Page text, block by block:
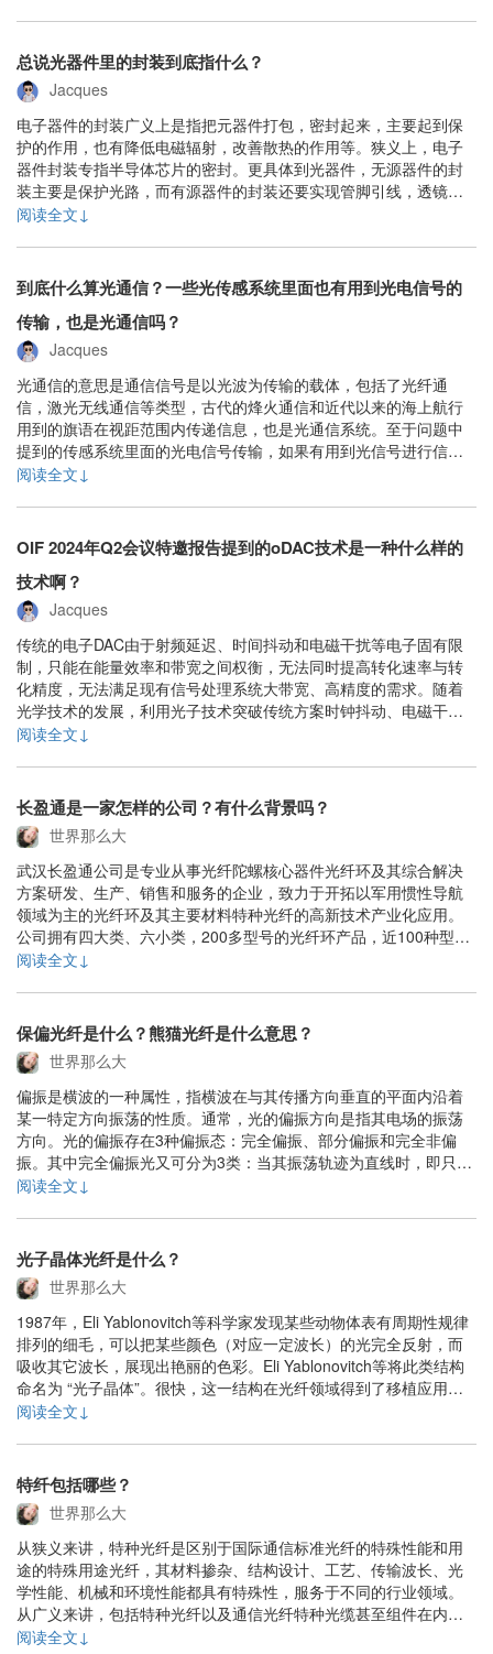
总说光器件里的封装到底指什么？
Jacques
电子器件的封装广义上是指把元器件打包，密封起来，主要起到保
护的作用，也有降低电磁辐射，改善散热的作用等。狭义上，电子
器件封装专指半导体芯片的密封。更具体到光器件，无源器件的封
装主要是保护光路，而有源器件的封装还要实现管脚引线，透镜耦
合等作用。......
阅读全文↓
到底什么算光通信？一些光传感系统里面也有用到光电信号的
传输，也是光通信吗？
Jacques
光通信的意思是通信信号是以光波为传输的载体，包括了光纤通
信，激光无线通信等类型，古代的烽火通信和近代以来的海上航行
用到的旗语在视距范围内传递信息，也是光通信系统。至于问题中
提到的传感系统里面的光电信号传输，如果有用到光信号进行信息
传递，当然也是光通信的范围，只不过整个系统是传感为主。事实
阅读全文↓
OIF 2024年Q2会议特邀报告提到的oDAC技术是一种什么样的
技术啊？
Jacques
传统的电子DAC由于射频延迟、时间抖动和电磁干扰等电子固有限
制，只能在能量效率和带宽之间权衡，无法同时提高转化速率与转
化精度，无法满足现有信号处理系统大带宽、高精度的需求。随着
光学技术的发展，利用光子技术突破传统方案时钟抖动、电磁干扰
的瓶颈从而实现高速、高精度的数模转换器引起许多研究者注意，
阅读全文↓
长盈通是一家怎样的公司？有什么背景吗？
世界那么大
武汉长盈通公司是专业从事光纤陀螺核心器件光纤环及其综合解决
方案研发、生产、销售和服务的企业，致力于开拓以军用惯性导航
领域为主的光纤环及其主要材料特种光纤的高新技术产业化应用。
公司拥有四大类、六小类，200多型号的光纤环产品，近100种型号
的特种光纤产品。在光纤环领域，长盈通公司拥有从器件，特纤，
阅读全文↓
保偏光纤是什么？熊猫光纤是什么意思？
世界那么大
偏振是横波的一种属性，指横波在与其传播方向垂直的平面内沿着
某一特定方向振荡的性质。通常，光的偏振方向是指其电场的振荡
方向。光的偏振存在3种偏振态：完全偏振、部分偏振和完全非偏
振。其中完全偏振光又可分为3类：当其振荡轨迹为直线时，即只沿
确定的方向振荡，称为线偏振光；当其振荡轨迹为一椭圆时，称为
阅读全文↓
光子晶体光纤是什么？
世界那么大
1987年，Eli Yablonovitch等科学家发现某些动物体表有周期性规律
排列的细毛，可以把某些颜色（对应一定波长）的光完全反射，而
吸收其它波长，展现出艳丽的色彩。Eli Yablonovitch等将此类结构
命名为 “光子晶体”。很快，这一结构在光纤领域得到了移植应用。
1992年，Phillip Russell等人提出“光子晶体光纤”（微结构光纤中的
阅读全文↓
特纤包括哪些？
世界那么大
从狭义来讲，特种光纤是区别于国际通信标准光纤的特殊性能和用
途的特殊用途光纤，其材料掺杂、结构设计、工艺、传输波长、光
学性能、机械和环境性能都具有特殊性，服务于不同的行业领域。
从广义来讲，包括特种光纤以及通信光纤特种光缆甚至组件在内的
都属于特种光纤(产品)范畴，应用于通信、传感、电力、石油石化、
阅读全文↓